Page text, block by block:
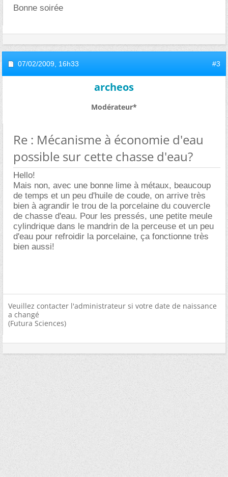
Bonne soirée
07/02/2009, 16h33 #3
archeos
Modérateur*
Re : Mécanisme à économie d'eau
possible sur cette chasse d'eau?
Hello!
Mais non, avec une bonne lime à métaux, beaucoup
de temps et un peu d'huile de coude, on arrive très
bien à agrandir le trou de la porcelaine du couvercle
de chasse d'eau. Pour les pressés, une petite meule
cylindrique dans le mandrin de la perceuse et un peu
d'eau pour refroidir la porcelaine, ça fonctionne très
bien aussi!
Veuillez contacter l'administrateur si votre date de naissance
a changé
(Futura Sciences)